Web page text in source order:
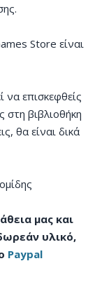
Store είναι
να επισκεφθείς
στη βιβλιοθήκη
θα είναι δικά
μας και
υλικό,
Paypal